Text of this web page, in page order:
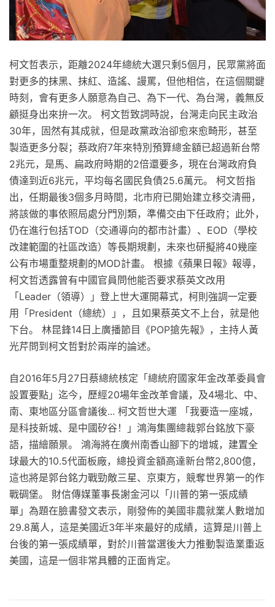
柯文哲表示，距離2024年總統大選只剩5個月，民眾黨將面
對更多的抹黑、抹紅、造謠、謾罵，但他相信，在這個關鍵
時刻，會有更多人願意為自己、為下一代、為台灣，義無反
顧挺身出來拚一次。 柯文哲致詞時說，台灣走向民主政治
30年，固然有其成就，但是政黨政治卻愈來愈畸形，甚至
製造更多分裂；蔡政府7年來特別預算總金額已超過新台幣
2兆元，是馬、扁政府時期的2倍還要多，現在台灣政府負
債達到近6兆元，平均每名國民負債25.6萬元。 柯文哲指
出，任期最後3個多月時間，北市府已開始建立移交清冊，
將該做的事依照局處分門別類，準備交由下任政府；此外，
仍在進行包括TOD（交通導向的都市計畫）、EOD（學校
改建範圍的社區改造）等長期規劃，未來也研擬將40幾座
公有市場重整規劃的MOD計畫。 根據《蘋果日報》報導，
柯文哲透露曾有中國官員問他能否要求蔡英文改用
「Leader（領導）」登上世大運開幕式，柯則強調一定要
用「President（總統）」，且如果蔡英文不上台，就是他
下台。 林昆鋒14日上廣播節目《POP搶先報》，主持人黃
光芹問到柯文哲對於兩岸的論述。
自2016年5月27日蔡總統核定「總統府國家年金改革委員會
設置要點」迄今，歷經20場年金改革會議，及4場北、中、
南、東地區分區會議後... 柯文哲世大運 「我要造一座城，
是科技新城、是中國矽谷！」鴻海集團總裁郭台銘放下豪
語，描繪願景。 鴻海將在廣州南香山腳下的增城，建置全
球最大的10.5代面板廠，總投資金額高達新台幣2,800億，
這也將是郭台銘力戰勁敵三星、京東方，競奪世界第一的作
戰碉堡。 財信傳媒董事長謝金河以「川普的第一張成績
單」為題在臉書發文表示，剛發佈的美國非農就業人數增加
29.8萬人，這是美國近3年半來最好的成績，這算是川普上
台後的第一張成績單，對於川普當選後大力推動製造業重返
美國，這是一個非常具體的正面肯定。